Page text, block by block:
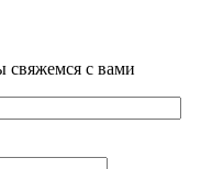
свяжемся с вами